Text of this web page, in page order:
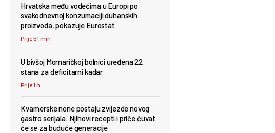
Hrvatska među vodećima u Europi po
svakodnevnoj konzumaciji duhanskih
proizvoda, pokazuje Eurostat
Prije 51 min
U bivšoj Mornaričkoj bolnici uređena 22
stana za deficitarni kadar
Prije 1 h
Kvarnerske none postaju zvijezde novog
gastro serijala: Njihovi recepti i priče čuvat
će se za buduće generacije